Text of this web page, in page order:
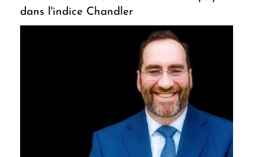
dans l'indice Chandler